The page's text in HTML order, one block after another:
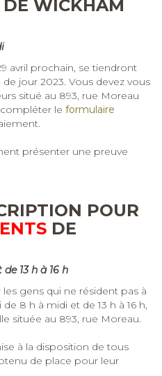
DE WICKHAM
avril prochain, se tiendront
jour 2023. Vous devez vous
situé au 893, rue Moreau
le formulaire
présenter une preuve
POUR
DE
13 h à 16 h
gens qui ne résident pas à
de 8 h à midi et de 13 h à 16 h,
située au 893, rue Moreau.
à la disposition de tous
de place pour leur